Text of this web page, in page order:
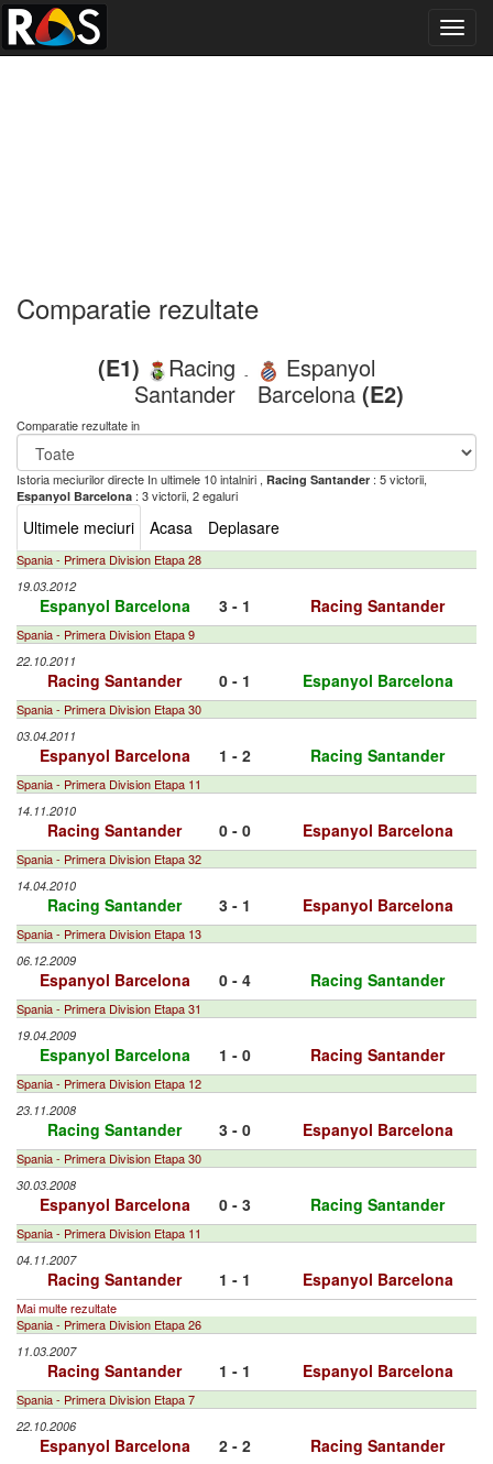
Comparatie rezultate
(E1)
Racing
Santander
-
Espanyol
Barcelona (E2)
Comparatie rezultate in
Istoria meciurilor directe In ultimele 10 intalniri , Racing Santander : 5 victorii,
Espanyol Barcelona : 3 victorii, 2 egaluri
Ultimele meciuri Acasa Deplasare
Spania - Primera Division Etapa 28
19.03.2012
Espanyol Barcelona 3 - 1 Racing Santander
Spania - Primera Division Etapa 9
22.10.2011
Racing Santander 0 - 1 Espanyol Barcelona
Spania - Primera Division Etapa 30
03.04.2011
Espanyol Barcelona 1 - 2 Racing Santander
Spania - Primera Division Etapa 11
14.11.2010
Racing Santander 0 - 0 Espanyol Barcelona
Spania - Primera Division Etapa 32
14.04.2010
Racing Santander 3 - 1 Espanyol Barcelona
Spania - Primera Division Etapa 13
06.12.2009
Espanyol Barcelona 0 - 4 Racing Santander
Spania - Primera Division Etapa 31
19.04.2009
Espanyol Barcelona 1 - 0 Racing Santander
Spania - Primera Division Etapa 12
23.11.2008
Racing Santander 3 - 0 Espanyol Barcelona
Spania - Primera Division Etapa 30
30.03.2008
Espanyol Barcelona 0 - 3 Racing Santander
Spania - Primera Division Etapa 11
04.11.2007
Racing Santander 1 - 1 Espanyol Barcelona
Mai multe rezultate
Spania - Primera Division Etapa 26
11.03.2007
Racing Santander 1 - 1 Espanyol Barcelona
Spania - Primera Division Etapa 7
22.10.2006
Espanyol Barcelona 2 - 2 Racing Santander